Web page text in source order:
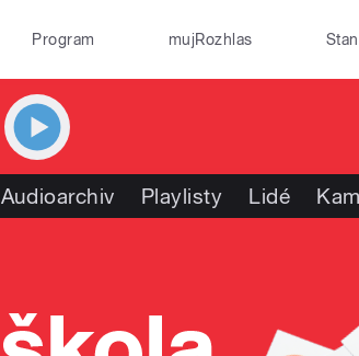
Program mujRozhlas
Audioarchiv Playlisty Lidé